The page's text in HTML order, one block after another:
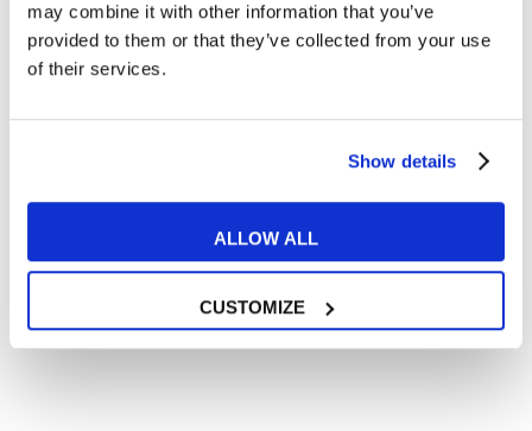
may combine it with other information that you’ve
provided to them or that they’ve collected from your use
of their services.
Show details
ALLOW ALL
CUSTOMIZE
Articoli divertenti su film e musica
In quanto di età superiore ai 16 anni, dichiaro di acconsentire
al trattamento dei miei dati personali in conformità
RICHIEDI INFORMAZIONI